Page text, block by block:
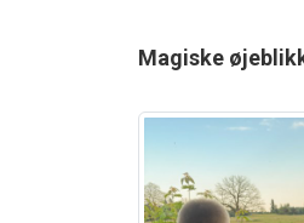
Magiske